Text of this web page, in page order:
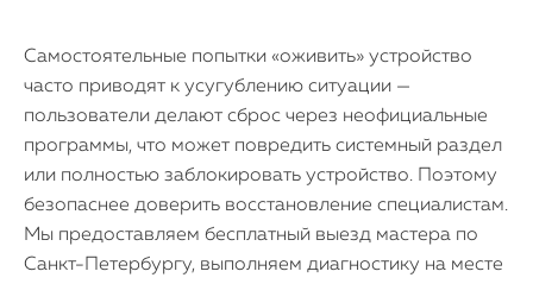
Самостоятельные попытки «оживить» устройство
часто приводят к усугублению ситуации —
пользователи делают сброс через неофициальные
программы, что может повредить системный раздел
или полностью заблокировать устройство. Поэтому
безопаснее доверить восстановление специалистам.
Мы предоставляем бесплатный выезд мастера по
Санкт-Петербургу, выполняем диагностику на месте